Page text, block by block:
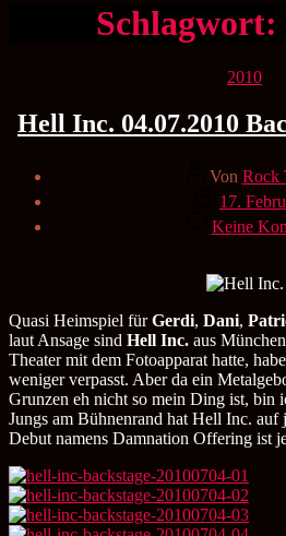
Schlagwort:
2010
Hell Inc. 04.07.2010
Beitragsautor
Von Rock
17.
Keine
Quasi Heimspiel fürGerdi, Dani,
laut Ansage sind Hell Inc. aus
Theater mit dem Fotoapparat hatte,
weniger verpasst. Aber da ein
Grunzen eh nicht so mein Ding ist, bin
Jungs am Bühnenrand hat Hell Inc. auf
Debut namens Damnation Offering ist